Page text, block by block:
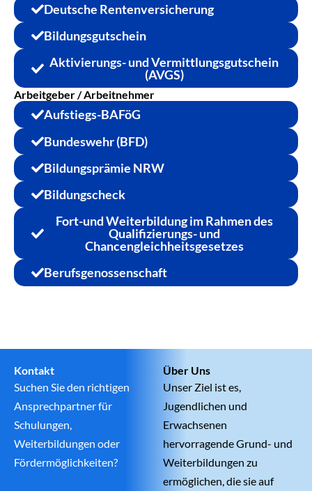
Deutsche Rentenversicherung
Bildungsgutschein
Aktivierungs- und Vermittlungsgutschein
(AVGS)
Arbeitgeber / Arbeitnehmer
Aufstiegs-BAFöG
Bundeswehr (BFD)
Bildungsprämie NRW
Bildungscheck
Fort-und Weiterbildung im Rahmen des
Qualifizierungs- und
Chancengleichheitsgesetzes
Berufsgenossenschaft
Kontakt
Suchen Sie den richtigen
Ansprechpartner für
Schulungen,
Weiterbildungen oder
Fördermöglichkeiten?
Über Uns
Unser Ziel ist es,
Jugendlichen und
Erwachsenen
hervorragende Grund- und
Weiterbildungen zu
ermöglichen, die sie auf